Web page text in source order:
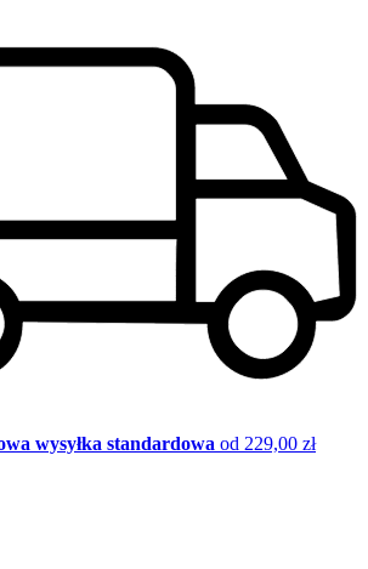
wysyłka standardowa od 229,00 zł